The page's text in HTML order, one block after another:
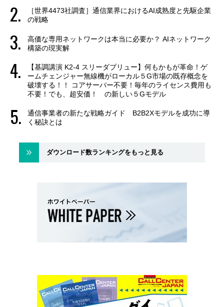
［世界4473社調査］通信業界におけるAI成熟度と先駆企業
の戦略
高価な専用ネットワークは本当に必要か？ AIネットワーク
構築の現実解
【基調講演 K2-4 スリーダブリュー】何もかもが革命！ゲ
ームチェンジャー無線機がローカル５G市場の既存概念を
破壊する！！ コアサーバー不要！毎年のライセンス費用も
不要！でも、超安価！ の新しい５Gモデル
通信事業者の新たな戦略ガイド B2B2Xモデルを成功に導
く秘訣とは
ダウンロード数ランキングをもっと見る